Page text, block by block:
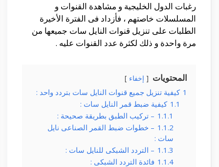
رغبات الدول الخليجية و مشاهدة القنوات و
المسلسلات خاصتهم ، فأزداد فى الفترة الأخيرة
الطلبات على تنزيل قنوات النايل سات جميعها من
مرة واحدة و ذلك لكثرة عدد القنوات عليه .
المحتويات إخفاء
1 كيفية تنزيل جميع قنوات النايل سات بتردد واحد :
1.1 كيفية ضبط قمر النايل سات :
1.1.1 – تركيب الطبق بطريقة صحيحة :
1.1.2 – خطوات ضبط القمر الصناعى نايل
سات :
1.1.3 – التردد الشبكى للنايل سات :
1.1.4 فائدة التردد الشبكى :